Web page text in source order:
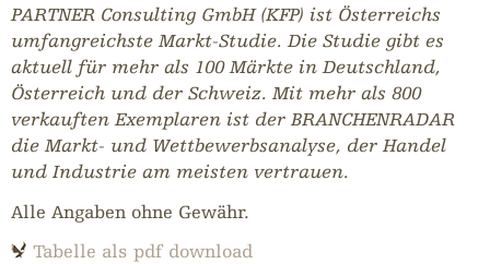
PARTNER Consulting GmbH (KFP) ist Österreichs
umfangreichste Markt-Studie. Die Studie gibt es
aktuell für mehr als 100 Märkte in Deutschland,
Österreich und der Schweiz. Mit mehr als 800
verkauften Exemplaren ist der BRANCHENRADAR
die Markt- und Wettbewerbsanalyse, der Handel
und Industrie am meisten vertrauen.
Alle Angaben ohne Gewähr.
Tabelle als pdf download